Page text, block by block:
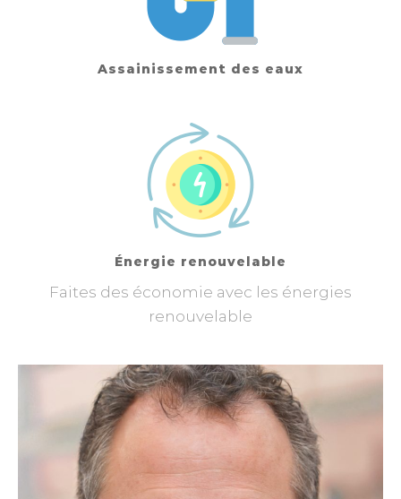
Assainissement des eaux
Énergie renouvelable
Faites des économie avec les énergies
renouvelable